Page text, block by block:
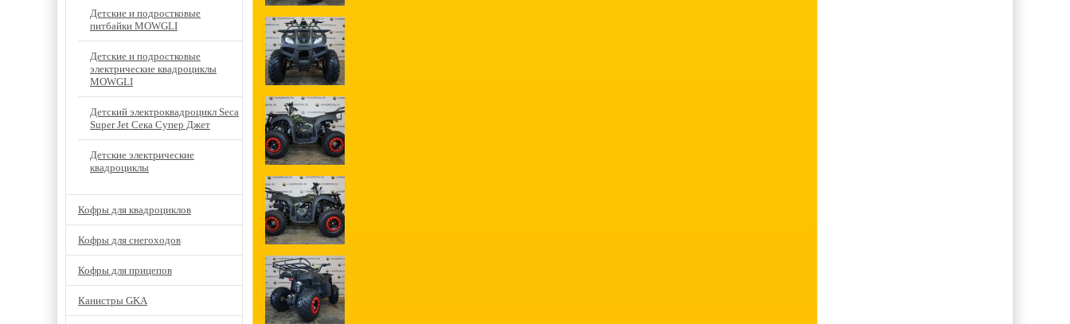
Детские и подростковые
питбайки MOWGLI
Детские и подростковые
электрические квадроциклы
MOWGLI
Детский электроквадроцикл Seca
Super Jet Сека Супер Джет
Детские электрические
квадроциклы
Кофры для квадроциклов
Кофры для снегоходов
Кофры для прицепов
Канистры GKA